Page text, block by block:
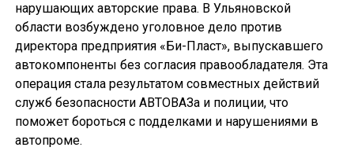
нарушающих авторские права. В Ульяновской
области возбуждено уголовное дело против
директора предприятия «Би-Пласт», выпускавшего
автокомпоненты без согласия правообладателя. Эта
операция стала результатом совместных действий
служб безопасности АВТОВАЗа и полиции, что
поможет бороться с подделками и нарушениями в
автопроме.